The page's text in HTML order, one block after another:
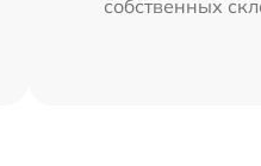
собственных